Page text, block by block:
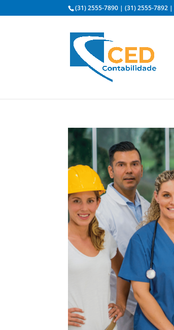
(31) 2555-7890 |(31) 2555-7892